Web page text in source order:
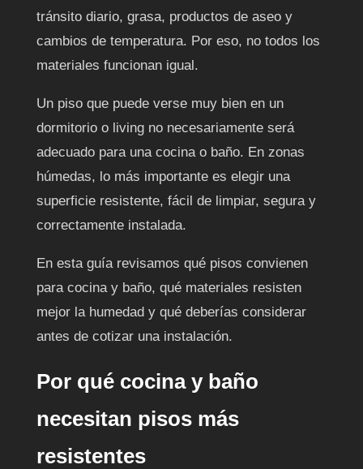
tránsito diario, grasa, productos de aseo y
cambios de temperatura. Por eso, no todos los
materiales funcionan igual.
Un piso que puede verse muy bien en un
dormitorio o living no necesariamente será
adecuado para una cocina o baño. En zonas
húmedas, lo más importante es elegir una
superficie resistente, fácil de limpiar, segura y
correctamente instalada.
En esta guía revisamos qué pisos convienen
para cocina y baño, qué materiales resisten
mejor la humedad y qué deberías considerar
antes de cotizar una instalación.
Por qué cocina y baño
necesitan pisos más
resistentes